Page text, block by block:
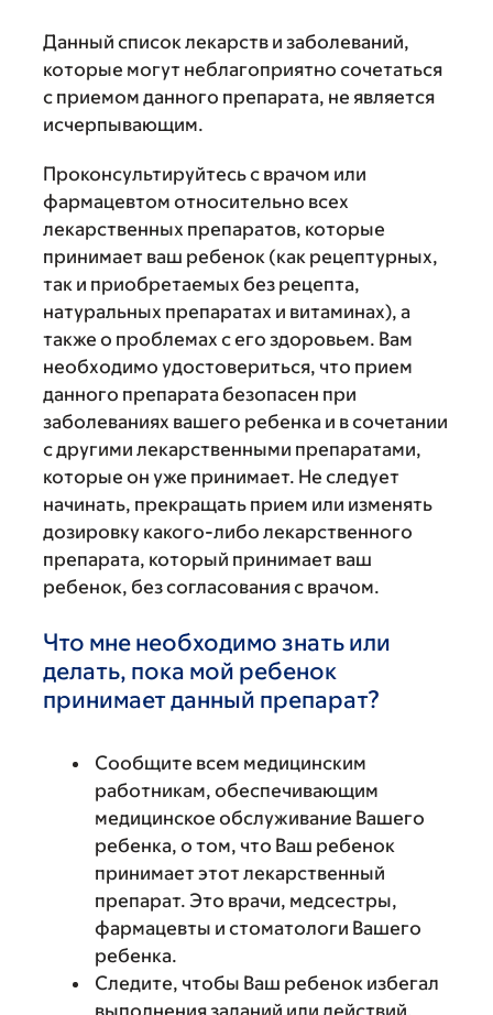
Данный список лекарств и заболеваний,
которые могут неблагоприятно сочетаться
с приемом данного препарата, не является
исчерпывающим.
Проконсультируйтесь с врачом или
фармацевтом относительно всех
лекарственных препаратов, которые
принимает ваш ребенок (как рецептурных,
так и приобретаемых без рецепта,
натуральных препаратах и витаминах), а
также о проблемах с его здоровьем. Вам
необходимо удостовериться, что прием
данного препарата безопасен при
заболеваниях вашего ребенка и в сочетании
с другими лекарственными препаратами,
которые он уже принимает. Не следует
начинать, прекращать прием или изменять
дозировку какого-либо лекарственного
препарата, который принимает ваш
ребенок, без согласования с врачом.
Что мне необходимо знать или
делать, пока мой ребенок
принимает данный препарат?
Сообщите всем медицинским
работникам, обеспечивающим
медицинское обслуживание Вашего
ребенка, о том, что Ваш ребенок
принимает этот лекарственный
препарат. Это врачи, медсестры,
фармацевты и стоматологи Вашего
ребенка.
Следите, чтобы Ваш ребенок избегал
выполнения заданий или действий,